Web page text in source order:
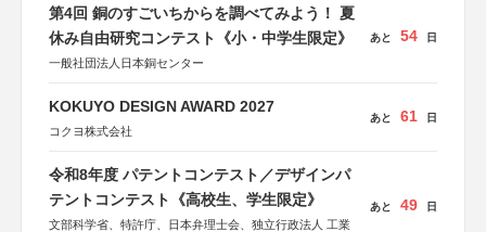
第4回 銅のすごいちからを調べてみよう！ 夏
休み自由研究コンテスト《小・中学生限定》
一般社団法人日本銅センター
あと 54 日
KOKUYO DESIGN AWARD 2027
コクヨ株式会社
あと 61 日
令和8年度 パテントコンテスト／デザインパ
テントコンテスト《高校生、学生限定》
文部科学省、特許庁、日本弁理士会、独立行政法人 工業
あと 49 日